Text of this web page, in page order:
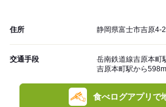
住所 静岡県富士市吉原4-
交通手段
岳南鉄道線吉原本町
吉原本町駅から598m
食べログアプリで